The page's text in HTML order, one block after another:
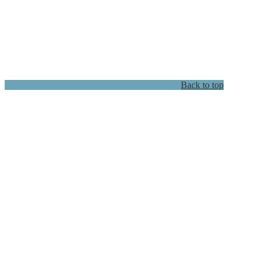
Back to top